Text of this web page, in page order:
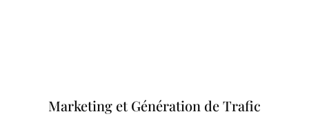
Marketing et Génération de Trafic